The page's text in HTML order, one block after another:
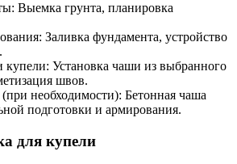
Выемка грунта, планировка
Заливка фундамента, устройство
купели: Установка чаши из выбранного
швов.
(при необходимости): Бетонная чаша
подготовки и армирования.
для купели